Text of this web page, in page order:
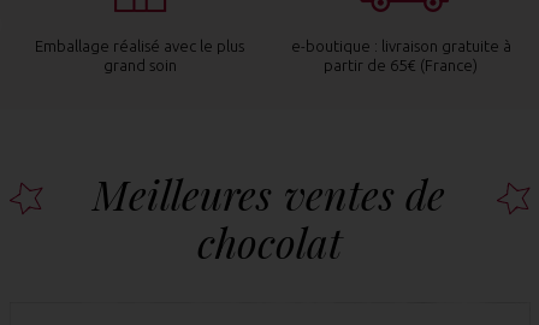
plus
e-boutique : livraison gratuite à
partir de 65€ (France)
Livraison à Paris dans la
commande passée avant
Meilleures ventes de
chocolat